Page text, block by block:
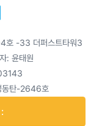
호 -33 더퍼스트타워3
: 윤태원
동탄-2646호